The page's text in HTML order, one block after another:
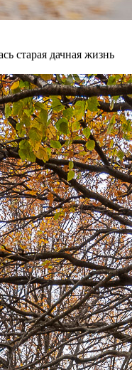
старая дачная жизнь